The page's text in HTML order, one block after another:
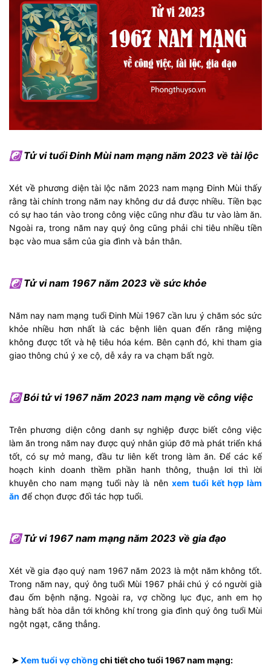
☯ Tử vi tuổi Đinh Mùi nam mạng năm 2023 về tài lộc
Xét về phương diện tài lộc năm 2023 nam mạng Đinh Mùi thấy
rằng tài chính trong năm nay không dư dả được nhiều. Tiền bạc
có sự hao tán vào trong công việc cũng như đầu tư vào làm ăn.
Ngoài ra, trong năm nay quý ông cũng phải chi tiêu nhiều tiền
bạc vào mua sắm của gia đình và bản thân.
☯ Tử vi nam 1967 năm 2023 về sức khỏe
Năm nay nam mạng tuổi Đinh Mùi 1967 cần lưu ý chăm sóc sức
khỏe nhiều hơn nhất là các bệnh liên quan đến răng miệng
không được tốt và hệ tiêu hóa kém. Bên cạnh đó, khi tham gia
giao thông chú ý xe cộ, dễ xảy ra va chạm bất ngờ.
☯ Bói tử vi 1967 năm 2023 nam mạng về công việc
Trên phương diện công danh sự nghiệp được biết công việc
làm ăn trong năm nay được quý nhân giúp đỡ mà phát triển khá
tốt, có sự mở mang, đầu tư liên kết trong làm ăn. Để các kế
hoạch kinh doanh thềm phần hanh thông, thuận lơi thì lời
khuyên cho nam mạng tuổi này là nên xem tuổi kết hợp làm
ăn để chọn được đối tác hợp tuổi.
☯ Tử vi 1967 nam mạng năm 2023 về gia đạo
Xét về gia đạo quý nam 1967 năm 2023 là một năm không tốt.
Trong năm nay, quý ông tuổi Mùi 1967 phải chú ý có người già
đau ốm bệnh nặng. Ngoài ra, vợ chồng lục đục, anh em họ
hàng bất hòa dẫn tới không khí trong gia đình quý ông tuổi Mùi
ngột ngạt, căng thẳng.
➤Xem tuổi vợ chồng chi tiết cho tuổi 1967 nam mạng: